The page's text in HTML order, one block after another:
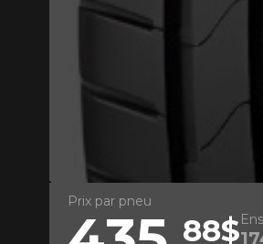
Prix par pneu
88$